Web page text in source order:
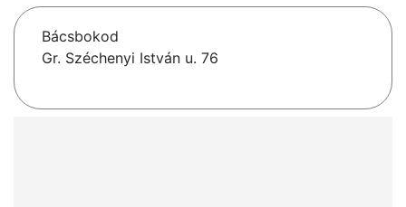
Bácsbokod
Gr. Széchenyi István u. 76